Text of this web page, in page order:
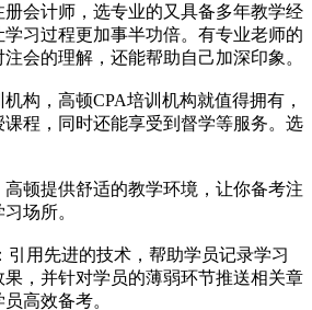
计师，选专业的又具备多年教学经
习过程更加事半功倍。有专业老师的
会的理解，还能帮助自己加深印象。
，高顿CPA培训机构就值得拥有，
程，同时还能享受到督学等服务。选
提供舒适的教学环境，让你备考注
场所。
用先进的技术，帮助学员记录学习
，并针对学员的薄弱环节推送相关章
高效备考。